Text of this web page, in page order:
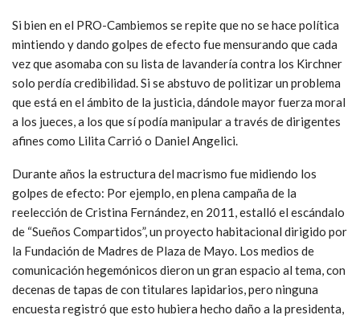
Si bien en el PRO-Cambiemos se repite que no se hace política
mintiendo y dando golpes de efecto fue mensurando que cada
vez que asomaba con su lista de lavandería contra los Kirchner
solo perdía credibilidad. Si se abstuvo de politizar un problema
que está en el ámbito de la justicia, dándole mayor fuerza moral
a los jueces, a los que sí podía manipular a través de dirigentes
afines como Lilita Carrió o Daniel Angelici.
Durante años la estructura del macrismo fue midiendo los
golpes de efecto: Por ejemplo, en plena campaña de la
reelección de Cristina Fernández, en 2011, estalló el escándalo
de “Sueños Compartidos”, un proyecto habitacional dirigido por
la Fundación de Madres de Plaza de Mayo. Los medios de
comunicación hegemónicos dieron un gran espacio al tema, con
decenas de tapas de con titulares lapidarios, pero ninguna
encuesta registró que esto hubiera hecho daño a la presidenta,